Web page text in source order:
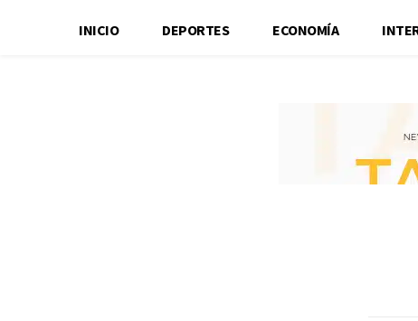
INICIO DEPORTES ECONOMÍA